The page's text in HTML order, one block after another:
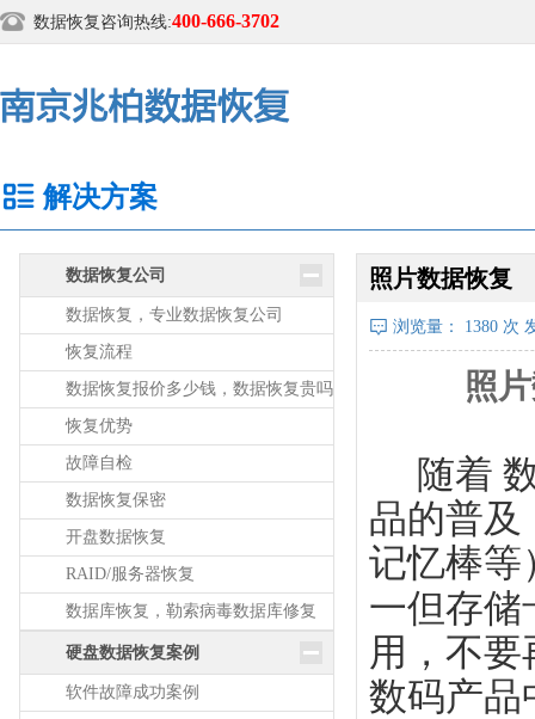
数据恢复咨询热线:400-666-3702
解决方案
数据恢复公司
数据恢复，专业数据恢复公司
恢复流程
数据恢复报价多少钱，数据恢复贵吗
恢复优势
故障自检
数据恢复保密
开盘数据恢复
RAID/服务器恢复
数据库恢复，勒索病毒数据库修复
硬盘数据恢复案例
软件故障成功案例
照片数据恢复
浏览量： 1380 次
照
随着 数
品的普及
记忆棒等
一但存储
用，不
数码产品